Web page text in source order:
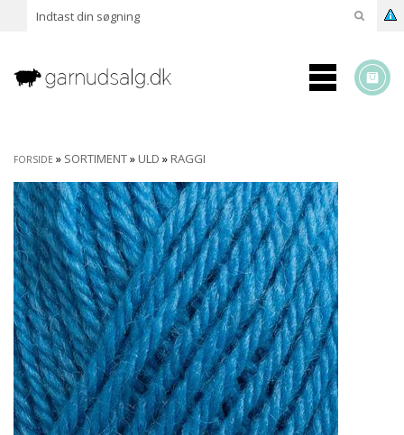
FORSIDE » SORTIMENT» ULD » RAGGI